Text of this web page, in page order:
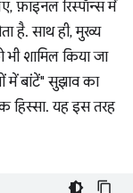
फ़ाइनल रिस्पॉन्स में
है. साथ ही, मुख्य
भी शामिल किया जा
में बांटें" सुझाव का
हिस्सा. यह इस तरह